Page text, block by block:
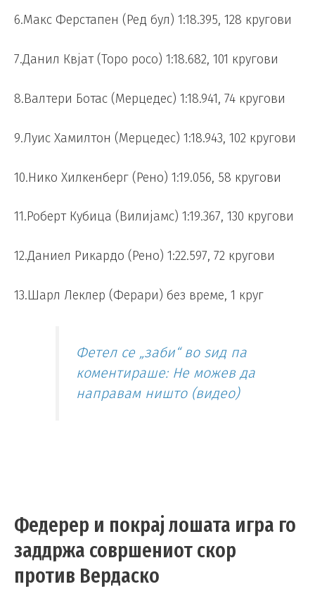
6.Макс Ферстапен (Ред бул) 1:18.395, 128 кругови
7.Данил Квјат (Торо росо) 1:18.682, 101 кругови
8.Валтери Ботас (Мерцедес) 1:18.941, 74 кругови
9.Луис Хамилтон (Мерцедес) 1:18.943, 102 кругови
10.Нико Хилкенберг (Рено) 1:19.056, 58 кругови
11.Роберт Кубица (Вилијамс) 1:19.367, 130 кругови
12.Даниел Рикардо (Рено) 1:22.597, 72 кругови
13.Шарл Леклер (Ферари) без време, 1 круг
Фетел се „заби“ во ѕид па
коментираше: Не можев да
направам ништо (видео)
Федерер и покрај лошата игра го
заддржа совршениот скор
против Вердаско